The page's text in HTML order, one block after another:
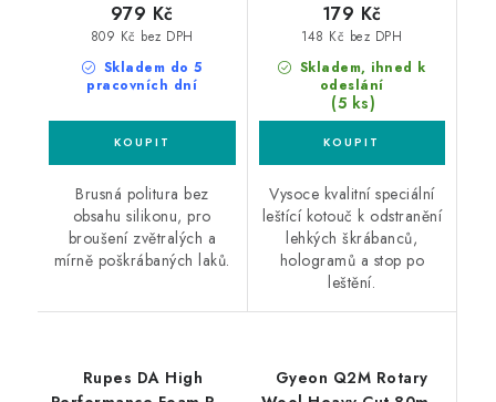
Skladem do 5
pracovních dní
809 Kč bez DPH
979 Kč
Brusná politura bez
obsahu silikonu, pro
broušení zvětralých a
mírně poškrábaných laků.
Skladem, ihned k
odeslání
(5 ks)
148 Kč bez DPH
179 Kč
Vysoce kvalitní speciální
leštící kotouč k odstranění
lehkých škrábanců,
hologramů a stop po
leštění.
Rupes DA High
Gyeon Q2M Rotary